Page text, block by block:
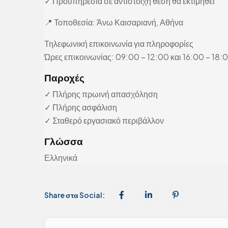
📍 Τοποθεσία: Άνω Καισαριανή, Αθήνα
Τηλεφωνική επικοινωνία για πληροφορίες
Ώρες επικοινωνίας: 09:00 – 12:00 και 16:00 –
Παροχές
✓ Πλήρης πρωινή απασχόληση
✓ Πλήρης ασφάλιση
✓ Σταθερό εργασιακό περιβάλλον
Γλώσσα
Ελληνικά
Share στα Social: